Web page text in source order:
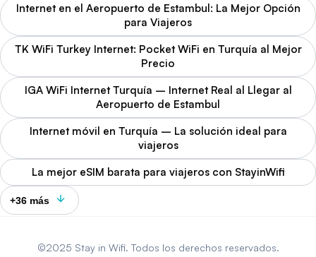
Internet en el Aeropuerto de Estambul: La Mejor Opción
para Viajeros
TK WiFi Turkey Internet: Pocket WiFi en Turquía al Mejor
Precio
IGA WiFi Internet Turquía – Internet Real al Llegar al
Aeropuerto de Estambul
Internet móvil en Turquía – La solución ideal para
viajeros
La mejor eSIM barata para viajeros con StayinWifi
+36 más
©2025 Stay in Wifi. Todos los derechos reservados.